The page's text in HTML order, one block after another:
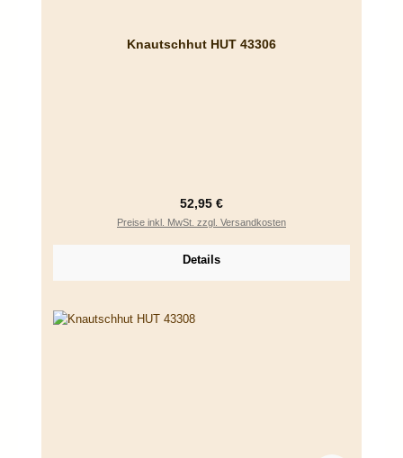
Knautschhut HUT 43306
Regulärer Preis:
52,95 €
Preise inkl. MwSt. zzgl. Versandkosten
Details